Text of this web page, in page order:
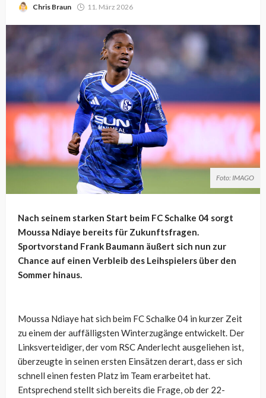
Chris Braun 11. März 2026
Foto: IMAGO
Nach seinem starken Start beim FC Schalke 04 sorgt
Moussa Ndiaye bereits für Zukunftsfragen.
Sportvorstand Frank Baumann äußert sich nun zur
Chance auf einen Verbleib des Leihspielers über den
Sommer hinaus.
Moussa Ndiaye hat sich beim FC Schalke 04 in kurzer Zeit
zu einem der auffälligsten Winterzugänge entwickelt. Der
Linksverteidiger, der vom RSC Anderlecht ausgeliehen ist,
überzeugte in seinen ersten Einsätzen derart, dass er sich
schnell einen festen Platz im Team erarbeitet hat.
Entsprechend stellt sich bereits die Frage, ob der 22-